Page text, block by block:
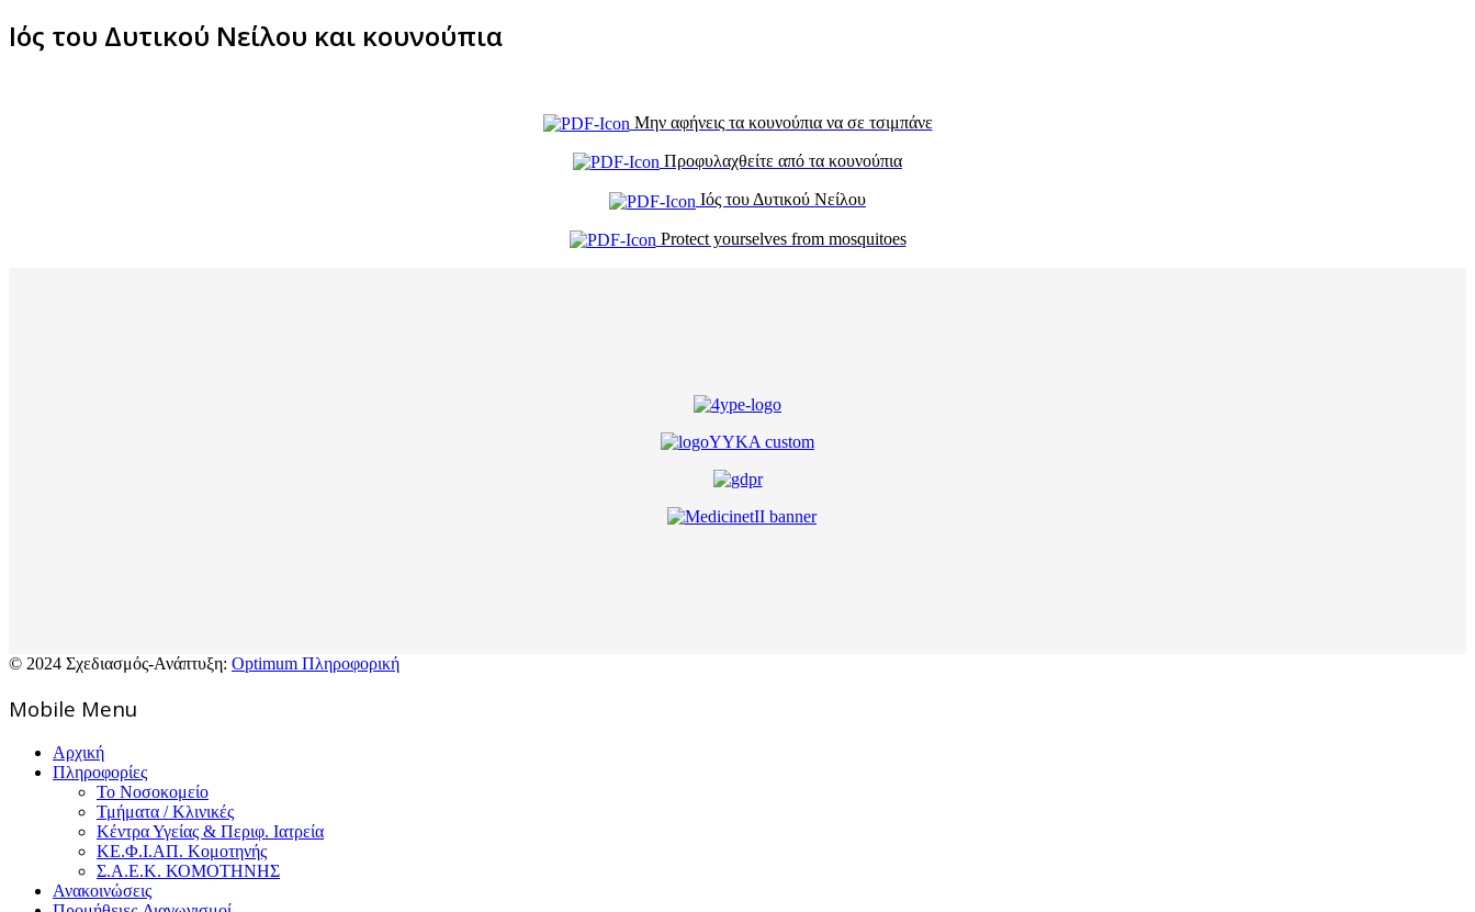
Ιός του Δυτικού Νείλου και κουνούπια
Μην αφήνεις τα κουνούπια να σε τσιμπάνε
Προφυλαχθείτε από τα κουνούπια
Ιός του Δυτικού Νείλου
Protect yourselves from mosquitoes
© 2024 Σχεδιασμός-Ανάπτυξη: Optimum Πληροφορική
Mοbile Menu
Αρχική
Πληροφορίες
Το Νοσοκομείο
Τμήματα / Κλινικές
Κέντρα Υγείας & Περιφ. Ιατρεία
ΚΕ.Φ.Ι.ΑΠ. Κομοτηνής
Σ.Α.Ε.Κ. ΚΟΜΟΤΗΝΗΣ
Ανακοινώσεις